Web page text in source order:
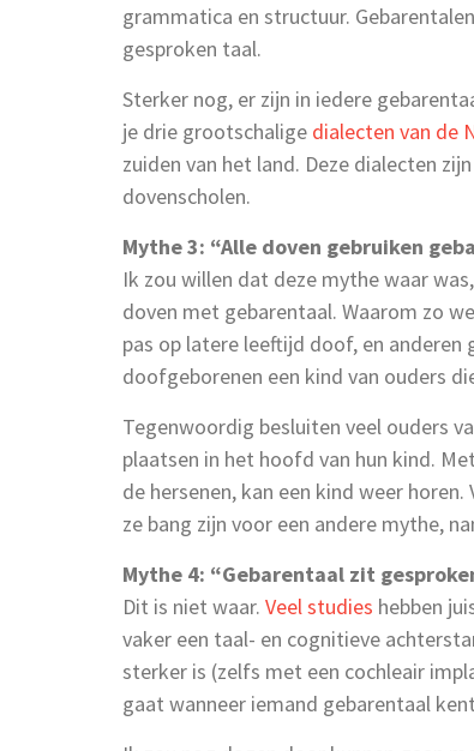
grammatica en structuur.
gesproken taal.
Sterker nog, er zijn in iedere
je drie grootschalige dialecten van de
zuiden van het land. Deze dialecten
dovenscholen.
Mythe 3: “Alle doven gebruiken
Ik zou willen dat deze mythe waar
doven met gebarentaal. Waarom zo
pas op latere leeftijd doof, en anderen
doofgeborenen een kind van ouders
Tegenwoordig besluiten veel ouders
plaatsen in het hoofd van hun kind.
de hersenen, kan een kind weer
ze bang zijn voor een andere mythe,
Mythe 4: “Gebarentaal zit
Dit is niet waar. Veel studies hebben
vaker een taal- en cognitieve
sterker is (zelfs met een cochleair
gaat wanneer iemand gebarentaal